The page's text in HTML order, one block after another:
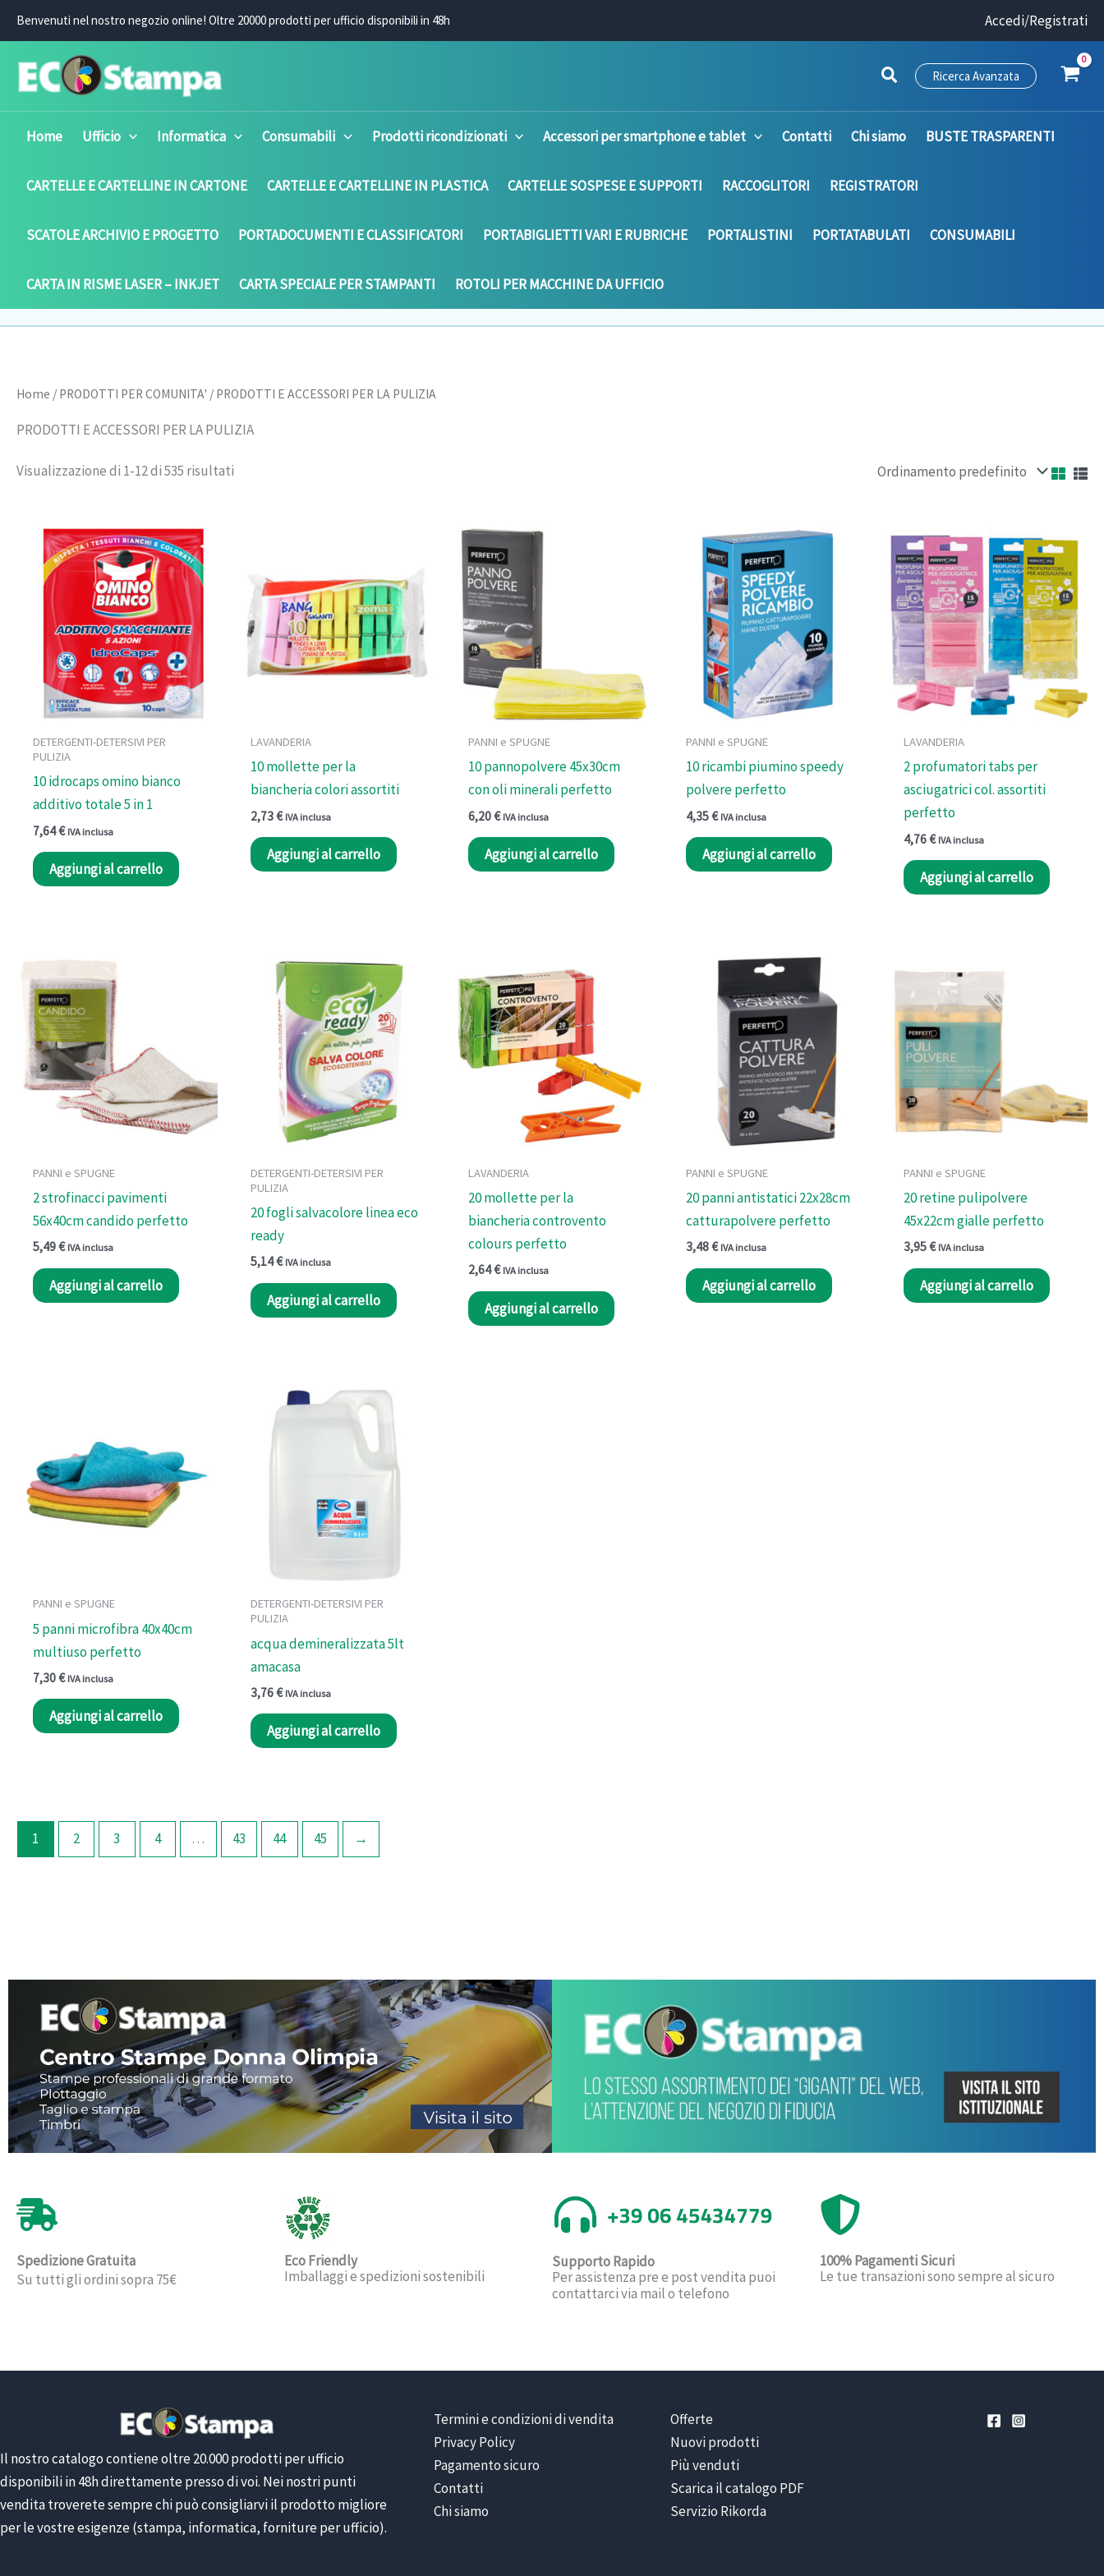
contenuto
Benvenuti nel nostro negozio online! Oltre 20000 prodotti per ufficio disponibili in 48h Accedi/Registrati
Ricerca Avanzata
Home Ufficio Informatica Consumabili Prodotti ricondizionati Accessori per smartphone e tablet Contatti Chi siamo BUSTE TRASPARENTI
CARTELLE E CARTELLINE IN CARTONE CARTELLE E CARTELLINE IN PLASTICA CARTELLE SOSPESE E SUPPORTI RACCOGLITORI REGISTRATORI
SCATOLE ARCHIVIO E PROGETTO PORTADOCUMENTI E CLASSIFICATORI PORTABIGLIETTI VARI E RUBRICHE PORTALISTINI PORTATABULATI CONSUMABILI
CARTA IN RISME LASER – INKJET CARTA SPECIALE PER STAMPANTI ROTOLI PER MACCHINE DA UFFICIO
Home / PRODOTTI PER COMUNITA' / PRODOTTI E ACCESSORI PER LA PULIZIA
PRODOTTI E ACCESSORI PER LA PULIZIA
Visualizzazione di 1-12 di 535 risultati
DETERGENTI-DETERSIVI PER
PULIZIA
10 idrocaps omino bianco
additivo totale 5 in 1
7,64€ IVA inclusa
Aggiungi al carrello
LAVANDERIA
10 mollette per la
biancheria colori assortiti
2,73€ IVA inclusa
Aggiungi al carrello
PANNI e SPUGNE
10 pannopolvere 45x30cm
con oli minerali perfetto
6,20€ IVA inclusa
Aggiungi al carrello
PANNI e SPUGNE
10 ricambi piumino speedy
polvere perfetto
4,35€ IVA inclusa
Aggiungi al carrello
LAVANDERIA
2 profumatori tabs per
asciugatrici col. assortiti
perfetto
4,76€ IVA inclusa
Aggiungi al carrello
PANNI e SPUGNE
2 strofinacci pavimenti
56x40cm candido perfetto
5,49€ IVA inclusa
Aggiungi al carrello
DETERGENTI-DETERSIVI PER
PULIZIA
20 fogli salvacolore linea eco
ready
5,14€ IVA inclusa
Aggiungi al carrello
LAVANDERIA
20 mollette per la
biancheria controvento
colours perfetto
2,64€ IVA inclusa
Aggiungi al carrello
PANNI e SPUGNE
20 panni antistatici 22x28cm
catturapolvere perfetto
3,48€ IVA inclusa
Aggiungi al carrello
PANNI e SPUGNE
20 retine pulipolvere
45x22cm gialle perfetto
3,95€ IVA inclusa
Aggiungi al carrello
PANNI e SPUGNE
5 panni microfibra 40x40cm
multiuso perfetto
7,30€ IVA inclusa
Aggiungi al carrello
DETERGENTI-DETERSIVI PER
PULIZIA
acqua demineralizzata 5lt
amacasa
3,76€ IVA inclusa
Aggiungi al carrello
1 2 3 4 … 43 44 45 →
Spedizione Gratuita
Su tutti gli ordini sopra 75€
Eco Friendly
Imballaggi e spedizioni sostenibili
Supporto Rapido
Per assistenza pre e post vendita puoi
contattarci via mail o telefono
100% Pagamenti Sicuri
Le tue transazioni sono sempre al sicuro
Il nostro catalogo contiene oltre 20.000 prodotti per ufficio
disponibili in 48h direttamente presso di voi. Nei nostri punti
vendita troverete sempre chi può consigliarvi il prodotto migliore
per le vostre esigenze (stampa, informatica, forniture per ufficio).
Termini e condizioni di vendita
Privacy Policy
Pagamento sicuro
Contatti
Chi siamo
Offerte
Nuovi prodotti
Più venduti
Scarica il catalogo PDF
Servizio Rikorda